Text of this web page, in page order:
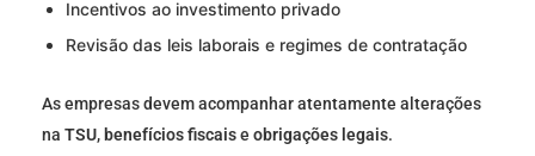
Incentivos ao investimento privado
Revisão das leis laborais e regimes de contratação
As empresas devem acompanhar atentamente alterações
na TSU, benefícios fiscaise obrigações legais.